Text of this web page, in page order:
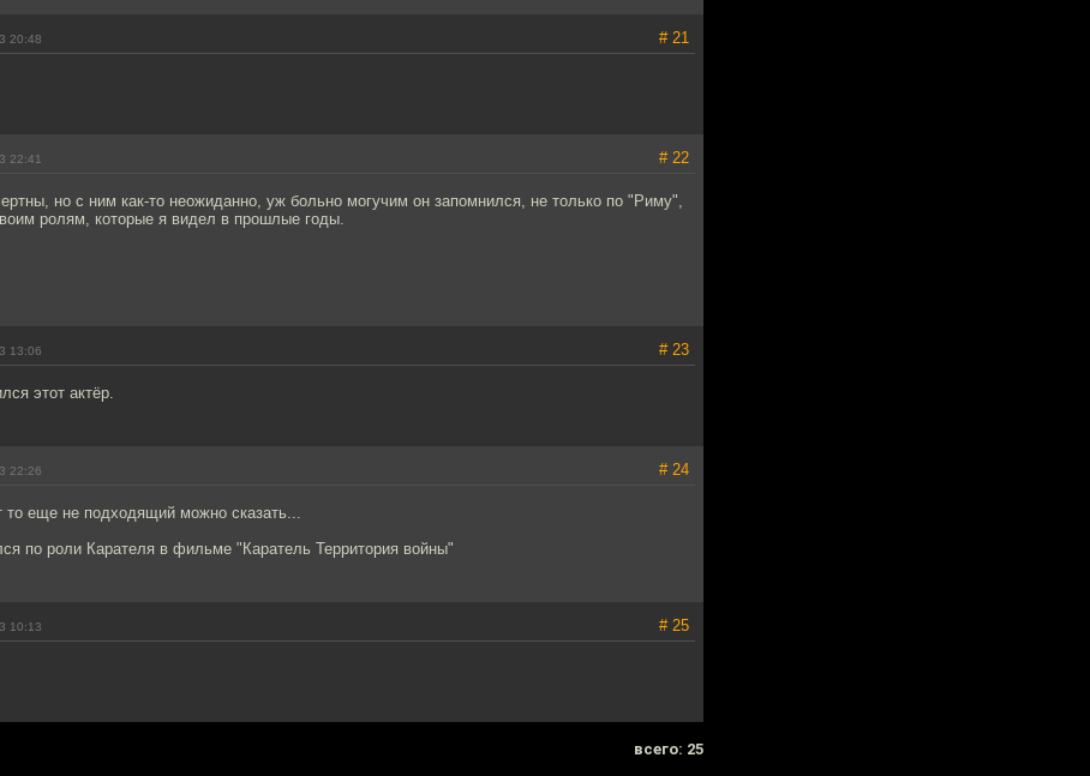
20:48 # 21
22:41 # 22
но с ним как-то неожиданно, уж больно могучим он запомнился, не только по "Риму",
ролям, которые я видел в прошлые годы.
13:06 # 23
этот актёр.
22:26 # 24
то еще не подходящий можно сказать...
по роли Карателя в фильме "Каратель Территория войны"
10:13 # 25
всего: 25